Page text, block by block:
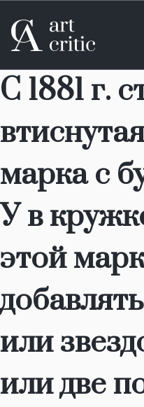
С 1881 г.
марка с
У в
этой
или
или две